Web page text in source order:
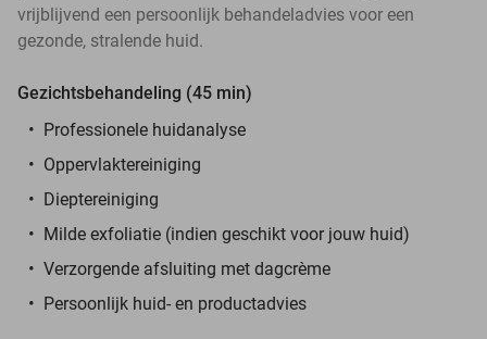
vrijblijvend een persoonlijk behandeladvies voor een
gezonde, stralende huid.
Gezichtsbehandeling (45 min)
Professionele huidanalyse
Oppervlaktereiniging
Dieptereiniging
Milde exfoliatie (indien geschikt voor jouw huid)
Verzorgende afsluiting met dagcrème
Persoonlijk huid- en productadvies